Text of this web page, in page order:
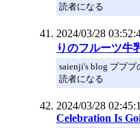
読者になる
2024/03/28
りのフルーツ牛
saienji's blog プププ
読者になる
2024/03/28
Celebration Is